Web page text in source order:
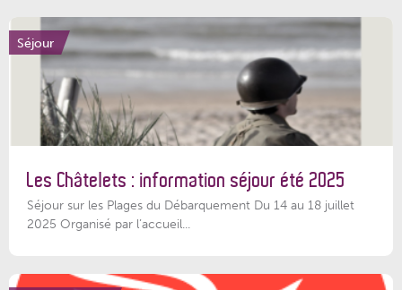
Séjour
Les Châtelets : information séjour été 2025
Séjour sur les Plages du Débarquement Du 14 au 18 juillet
2025 Organisé par l’accueil...